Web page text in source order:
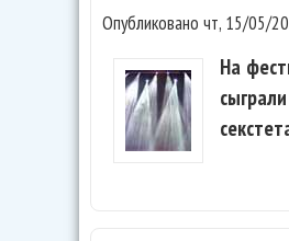
Опубликовано чт, 15/05/
На